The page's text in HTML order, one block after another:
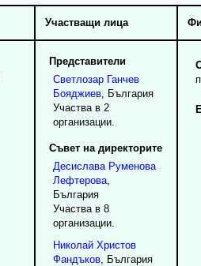
Участващи лица
Представители
Светлозар Ганчев
Бояджиев, България
Участва в 2
организации.
Съвет на директорите
Десислава Руменова
Лефтерова,
България
Участва в 8
организации.
Николай Христов
Фандъков, България